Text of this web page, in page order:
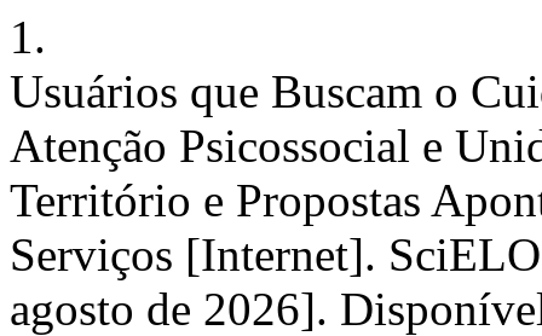
1.
Usuários que Buscam o
Atenção Psicossocial e
Território e Propostas
Serviços [Internet].
agosto de 2026].